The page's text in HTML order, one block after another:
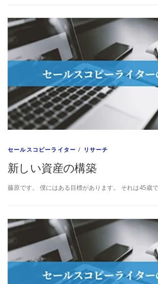
セールスコピーライター / リサーチ
新しい資産の構築
藤原です。 僕にはある目標があります。 それは45歳